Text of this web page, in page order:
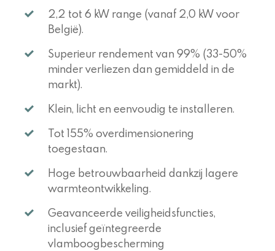
2,2 tot 6 kW range (vanaf 2,0 kW voor
België).
Superieur rendement van 99% (33-50%
minder verliezen dan gemiddeld in de
markt).
Klein, licht en eenvoudig te installeren.
Tot 155% overdimensionering
toegestaan.
Hoge betrouwbaarheid dankzij lagere
warmteontwikkeling.
Geavanceerde veiligheidsfuncties,
inclusief geïntegreerde
vlamboogbescherming